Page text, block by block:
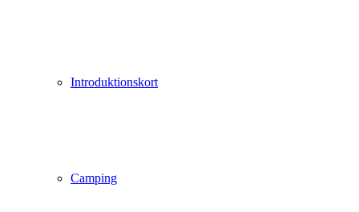
Introduktionskort
Camping